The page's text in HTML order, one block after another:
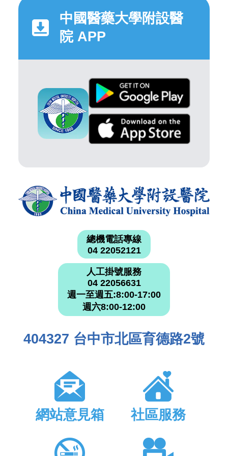
中國醫藥大學附設醫
院 APP
總機電話專線
04 22052121
人工掛號服務
04 22056631
週一至週五:8:00-17:00
週六8:00-12:00
404327 台中市北區育德路2號
網站意見箱 社區服務